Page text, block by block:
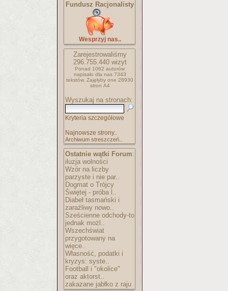
Fundusz Racjonalisty
Wesprzyj nas..
Zarejestrowaliśmy
296.755.440wizyt
Ponad 1062 autorów
napisało dla nas 7343
tekstów. Zajęłyby one 28930
stron A4
Wyszukaj na stronach:
Kryteria szczegółowe
Najnowsze strony..
Archiwum streszczeń..
Ostatnie wątki Forum:
iluzja wolności
Wzór na liczby
parzyste i nie par..
Dogmat o Trójcy
Świętej - próba l..
Diabeł tasmański i
zaraźliwy nowo..
Sześcienne odchody-to
jednak możl..
Wszechświat
przygotowany na
więce..
Własność, podatki i
kryzys: syste..
Football i "okolice"
oraz aktorst..
zakazane jabłko z raju